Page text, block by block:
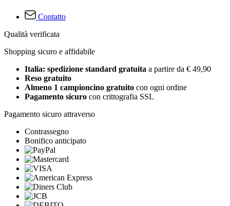
Contatto
Qualità verificata
Shopping sicuro e affidabile
Italia: spedizione standard gratuita a partire da € 49,90
Reso gratuito
Almeno 1 campioncino gratuito con ogni ordine
Pagamento sicuro con crittografia SSL
Pagamento sicuro attraverso
Contrassegno
Bonifico anticipato